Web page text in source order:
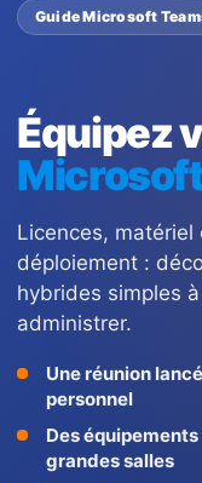
Guide Microsoft
Équipez
Licences,
déploiement :
hybrides simples
administrer.
Une réunion
personnel
Des
grandes salles